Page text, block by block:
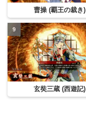
曹操 (覇王の裁き)
玄奘三蔵 (西遊記)